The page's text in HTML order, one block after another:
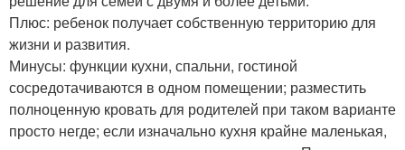
Плюс: ребенок получает собственную территорию для
жизни и развития.
Минусы: функции кухни, спальни, гостиной
сосредотачиваются в одном помещении; разместить
полноценную кровать для родителей при таком варианте
просто негде; если изначально кухня крайне маленькая,